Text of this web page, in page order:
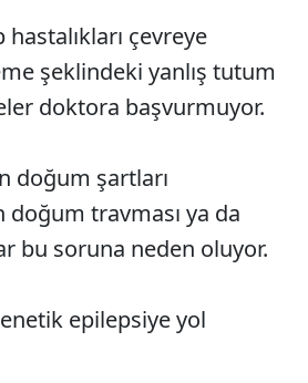
çevreye
şeklindeki yanlış tutum
doktora başvurmuyor.
doğum şartları
travması ya da
bu soruna neden oluyor.
epilepsiye yol